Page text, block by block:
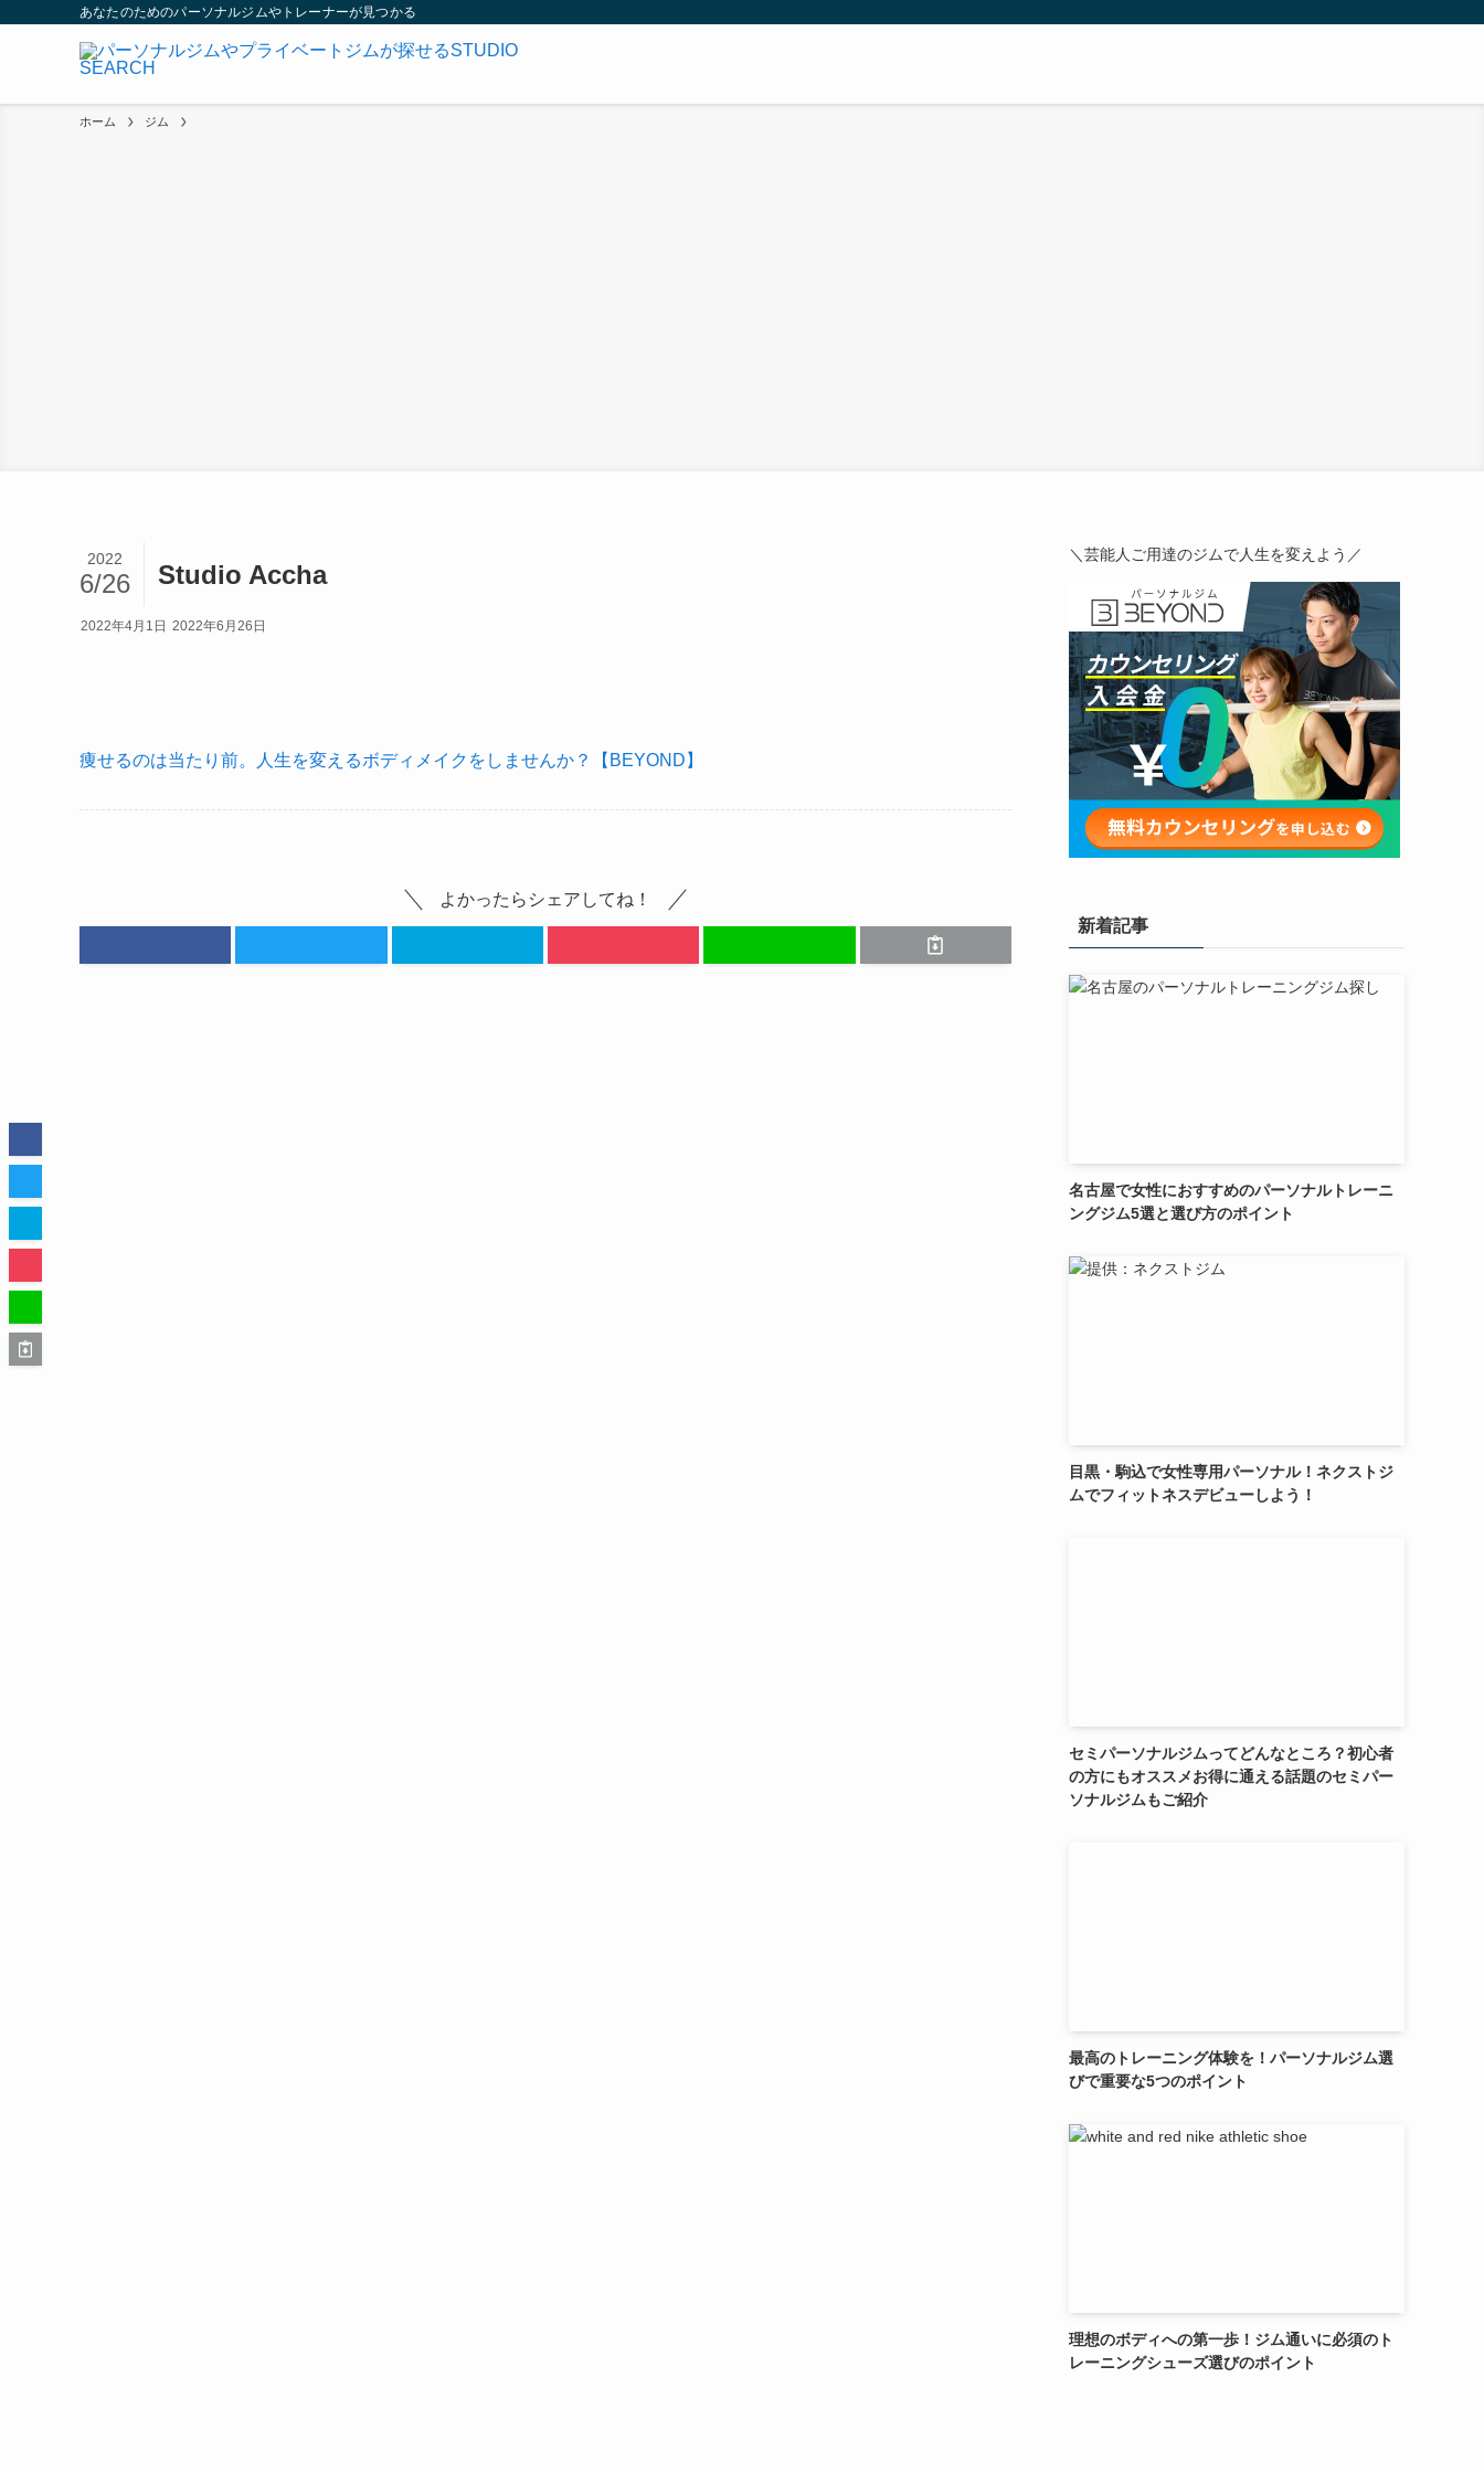
あなたのためのパーソナルジムやトレーナーが見つかる
ホーム ジム
Studio Accha
2022
6/26
2022年4月1日 2022年6月26日
痩せるのは当たり前。人生を変えるボディメイクをしませんか？【BEYOND】
よかったらシェアしてね！
＼芸能人ご用達のジムで人生を変えよう／
新着記事
名古屋で女性におすすめのパーソナルトレーニ
ングジム5選と選び方のポイント
目黒・駒込で女性専用パーソナル！ネクストジ
ムでフィットネスデビューしよう！
セミパーソナルジムってどんなところ？初心者
の方にもオススメお得に通える話題のセミパー
ソナルジムもご紹介
最高のトレーニング体験を！パーソナルジム選
びで重要な5つのポイント
理想のボディへの第一歩！ジム通いに必須のト
レーニングシューズ選びのポイント